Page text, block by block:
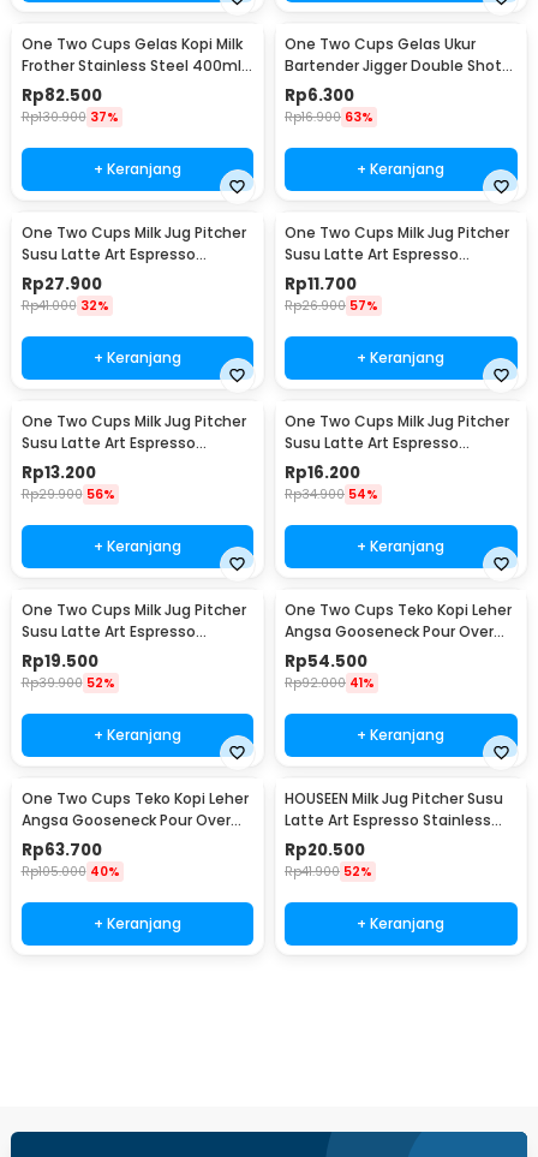
One Two Cups Gelas Kopi Milk
Frother Stainless Steel 400ml -
WZ0011
Rp82.500
Rp130.900 37%
+ Keranjang
One Two Cups Gelas Ukur
Bartender Jigger Double Shot
15ml and 30ml - LE2
Rp6.300
Rp16.900 63%
+ Keranjang
One Two Cups Milk Jug Pitcher
Susu Latte Art Espresso
Stainless Steel 200ml - J068
Rp27.900
Rp41.000 32%
+ Keranjang
One Two Cups Milk Jug Pitcher
Susu Latte Art Espresso
Stainless Steel 1oz - S06HG
Rp11.700
Rp26.900 57%
+ Keranjang
One Two Cups Milk Jug Pitcher
Susu Latte Art Espresso
Stainless Steel 1.5oz - S06HG
Rp13.200
Rp29.900 56%
+ Keranjang
One Two Cups Milk Jug Pitcher
Susu Latte Art Espresso
Stainless Steel 3oz - S06HG
Rp16.200
Rp34.900 54%
+ Keranjang
One Two Cups Milk Jug Pitcher
Susu Latte Art Espresso
Stainless Steel 5oz - S06HG
Rp19.500
Rp39.900 52%
+ Keranjang
One Two Cups Teko Kopi Leher
Angsa Gooseneck Pour Over
Drip Kettle 250ml - AA049
Rp54.500
Rp92.000 41%
+ Keranjang
One Two Cups Teko Kopi Leher
Angsa Gooseneck Pour Over
Drip Kettle 350ml - AA049
Rp63.700
Rp105.000 40%
+ Keranjang
HOUSEEN Milk Jug Pitcher Susu
Latte Art Espresso Stainless
Steel 55ml - DL060
Rp20.500
Rp41.900 52%
+ Keranjang